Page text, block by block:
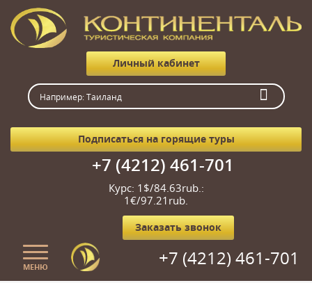
Личный кабинет
Подписаться на горящие туры
+7 (4212) 461-701
Курс: 1$/84.63rub.:
1€/97.21rub.
Заказать звонок
МЕНЮ +7 (4212) 461-701